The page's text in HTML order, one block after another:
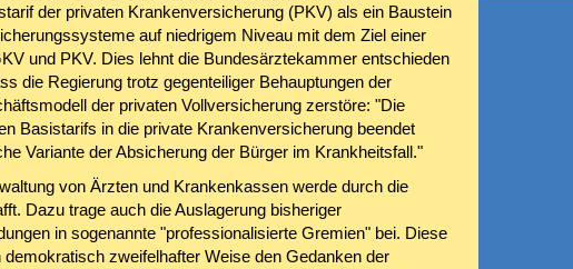
der privaten Krankenversicherung (PKV) als ein Baustein
auf niedrigem Niveau mit dem Ziel einer
und PKV. Dies lehnt die Bundesärztekammer entschieden
die Regierung trotz gegenteiliger Behauptungen der
der privaten Vollversicherung zerstöre: "Die
Basistarifs in die private Krankenversicherung beendet
Variante der Absicherung der Bürger im Krankheitsfall."
von Ärzten und Krankenkassen werde durch die
Dazu trage auch die Auslagerung bisheriger
in sogenannte "professionalisierte Gremien" bei. Diese
demokratisch zweifelhafter Weise den Gedanken der